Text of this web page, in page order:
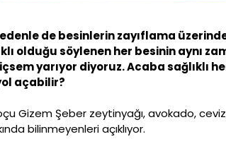
de besinlerin zayıflama
olduğu söylenen her besinin aynı
yarıyor diyoruz. Acaba sağlıklı
açabilir?
Gizem Şeber zeytinyağı, avokado,
bilinmeyenleri açıklıyor.